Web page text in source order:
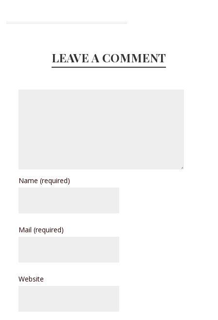
LEAVE A COMMENT
Name(required)
Mail(required)
Website